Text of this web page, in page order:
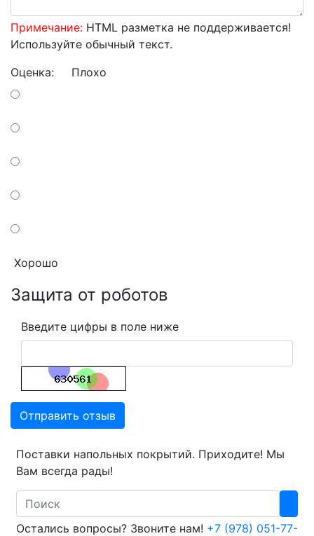
Примечание: HTML разметка не поддерживается!
Используйте обычный текст.
Оценка: Плохо
Хорошо
Защита от роботов
Введите цифры в поле ниже
Отправить отзыв
Поставки напольных покрытий. Приходите! Мы
Вам всегда рады!
Search
Остались вопросы? Звоните нам! +7 (978) 051-77-